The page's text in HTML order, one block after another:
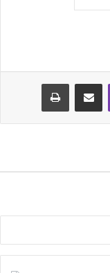
ڤايبر مشاركة عبر البريد طباعة